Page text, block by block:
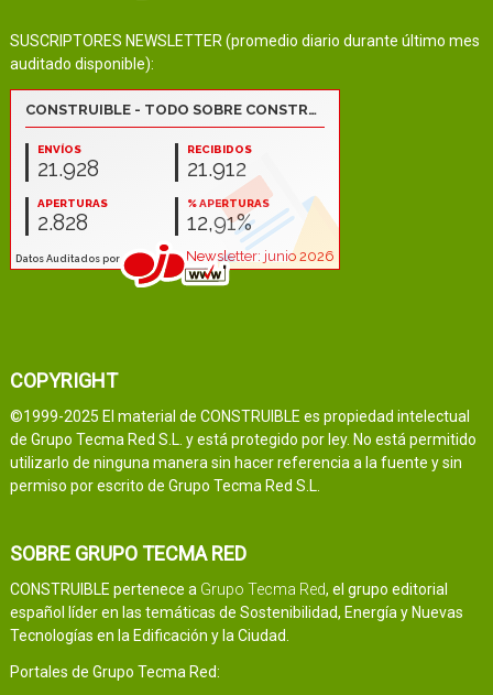
SUSCRIPTORES NEWSLETTER (promedio diario durante último mes
auditado disponible):
COPYRIGHT
©1999-2025 El material de CONSTRUIBLE es propiedad intelectual
de Grupo Tecma Red S.L. y está protegido por ley. No está permitido
utilizarlo de ninguna manera sin hacer referencia a la fuente y sin
permiso por escrito de Grupo Tecma Red S.L.
SOBRE GRUPO TECMA RED
CONSTRUIBLE pertenece a Grupo Tecma Red, el grupo editorial
español líder en las temáticas de Sostenibilidad, Energía y Nuevas
Tecnologías en la Edificación y la Ciudad.
Portales de Grupo Tecma Red: